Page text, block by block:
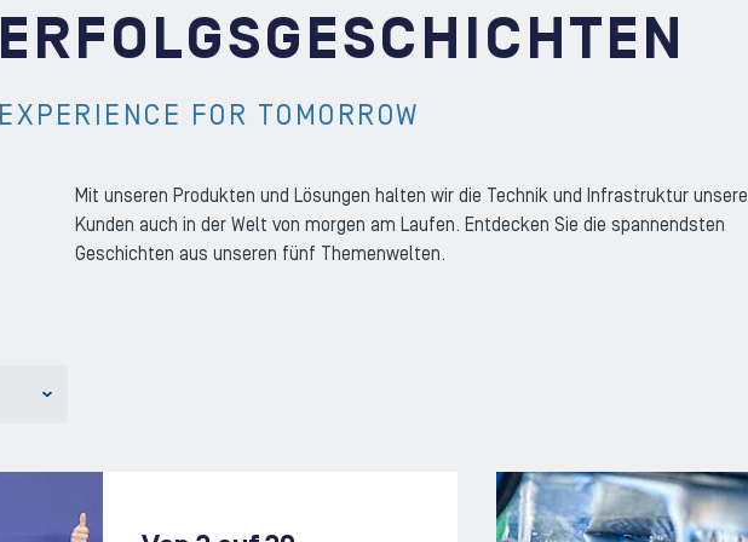
ERFOLGSGESCHICHTEN
EXPERIENCE FOR TOMORROW
Mit unseren Produkten und Lösungen halten wir die Technik und Infrastruktur
Kunden auch in der Welt von morgen am Laufen. Entdecken Sie die spannendsten
Geschichten aus unseren fünf Themenwelten.